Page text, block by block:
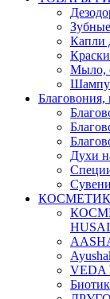
Капли
Мыло,
Духи
VEDA
Биотик